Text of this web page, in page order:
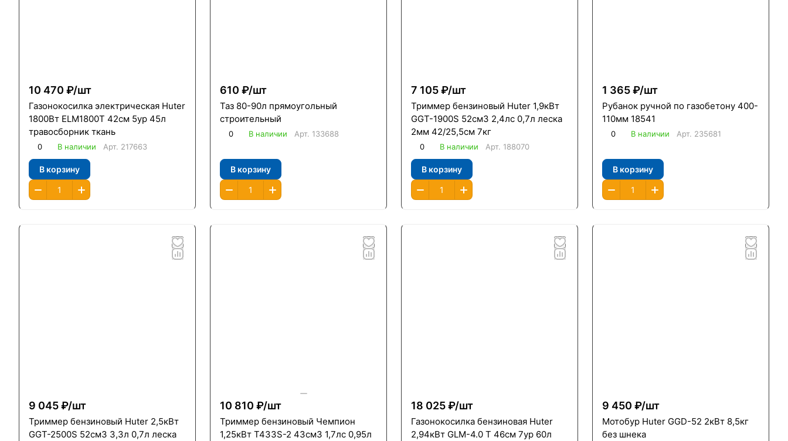
10 470 ₽/шт
Газонокосилка электрическая Huter
1800Вт ELM1800Т 42см 5ур 45л
травосборник ткань
0 В наличии Арт. 217663
В корзину
610 ₽/шт
Таз 80-90л прямоугольный
строительный
0 В наличии Арт. 133688
В корзину
7 105 ₽/шт
Триммер бензиновый Huter 1,9кВт
GGT-1900S 52см3 2,4лс 0,7л леска
2мм 42/25,5см 7кг
0 В наличии Арт. 188070
В корзину
1 365 ₽/шт
Рубанок ручной по газобетону 400-
110мм 18541
0 В наличии Арт. 235681
В корзину
9 045 ₽/шт
Триммер бензиновый Huter 2,5кВт
GGT-2500S 52см3 3,3л 0,7л леска
10 810 ₽/шт
Триммер бензиновый Чемпион
1,25кВт Т433S-2 43см3 1,7лс 0,95л
18 025 ₽/шт
Газонокосилка бензиновая Huter
2,94кВт GLM-4.0 T 46см 7ур 60л
9 450 ₽/шт
Мотобур Huter GGD-52 2кВт 8,5кг
без шнека